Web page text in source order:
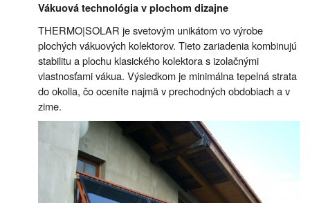
Vákuová technológia v plochom dizajne
THERMO|SOLAR je svetovým unikátom vo výrobe
plochých vákuových kolektorov. Tieto zariadenia kombinujú
stabilitu a plochu klasického kolektora s izolačnými
vlastnosťami vákua. Výsledkom je minimálna tepelná strata
do okolia, čo oceníte najmä v prechodných obdobiach a v
zime.